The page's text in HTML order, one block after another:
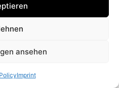
ansehen
Imprint
Imprint